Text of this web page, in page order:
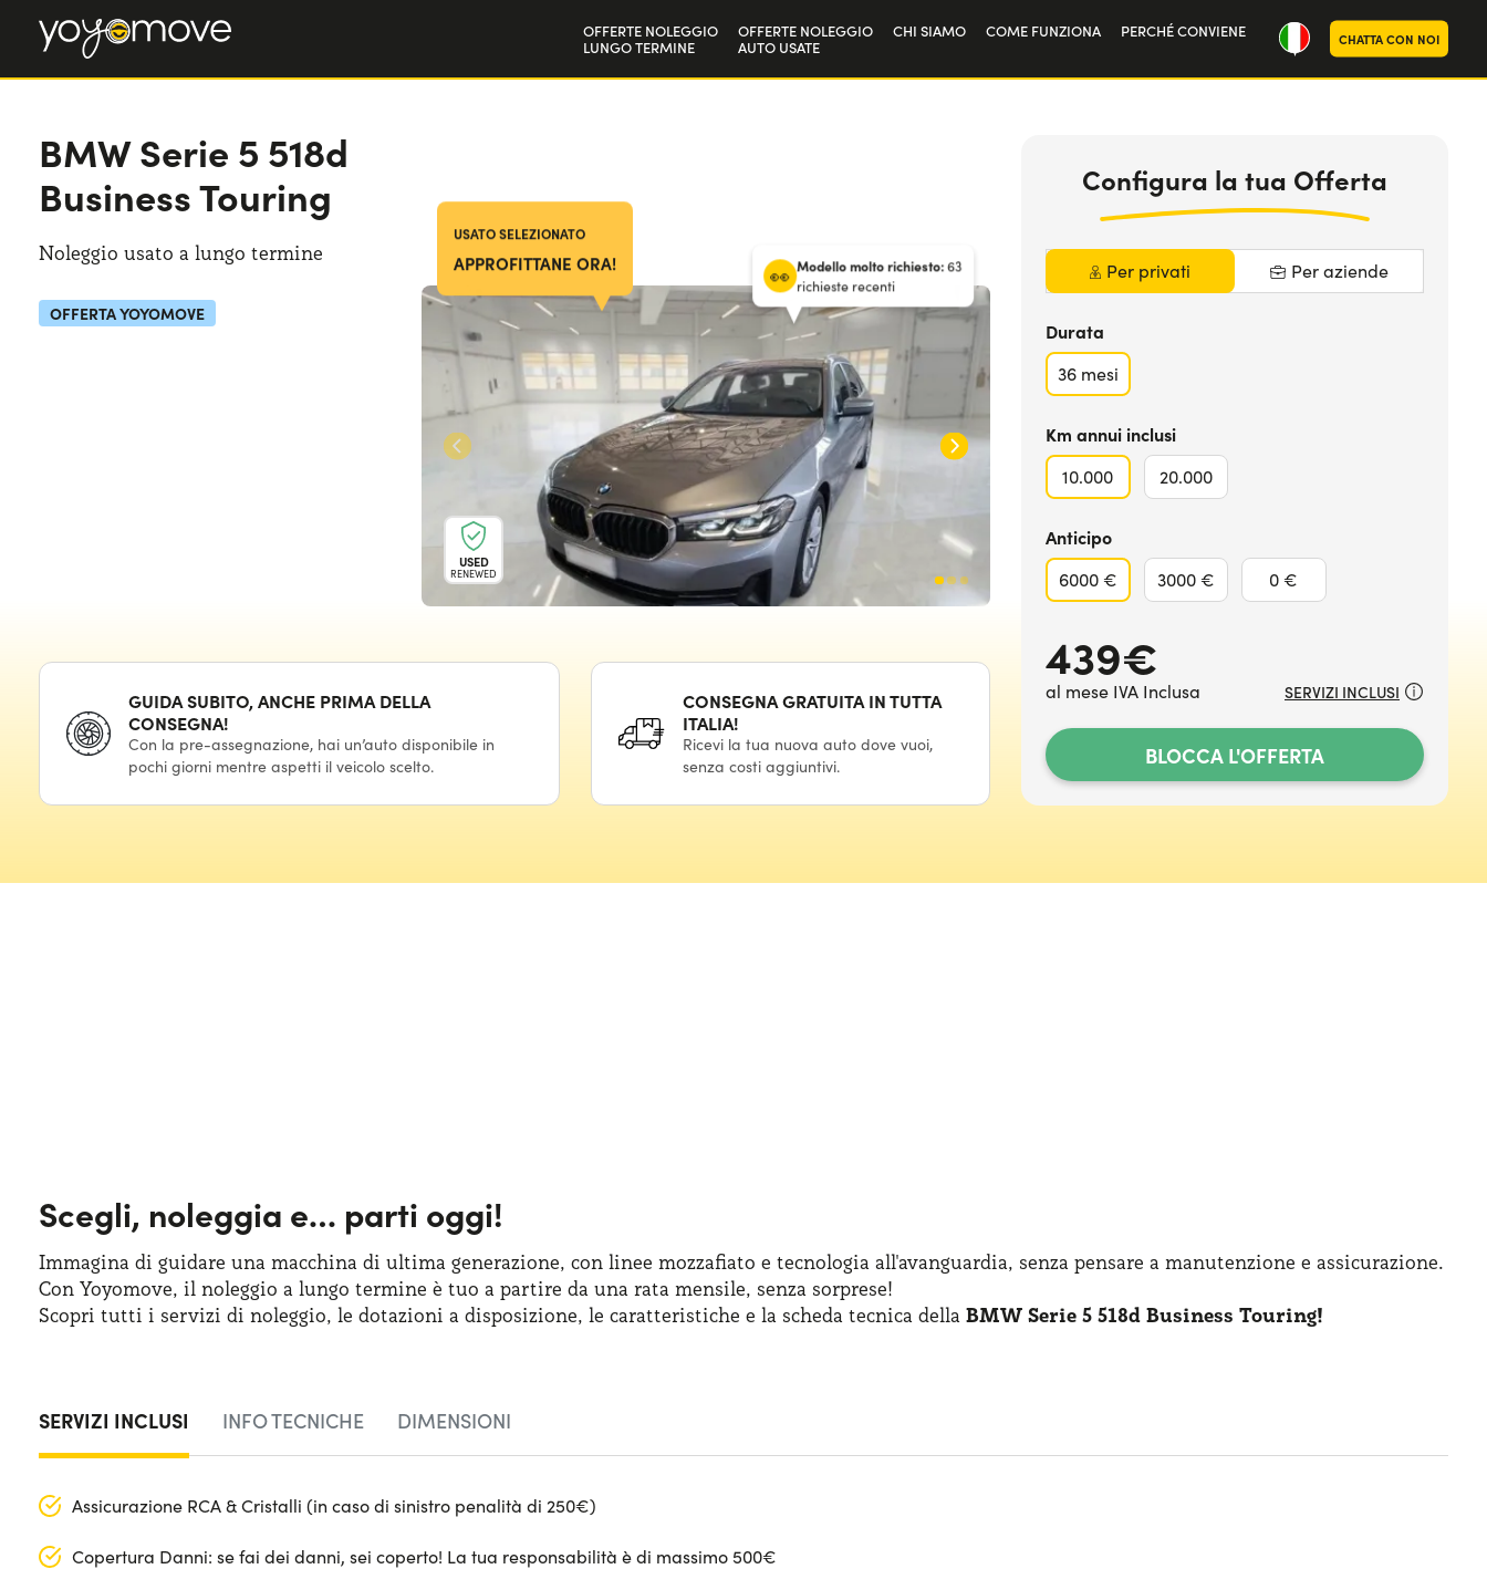
OFFERTE NOLEGGIO
LUNGO TERMINE
OFFERTE NOLEGGIO
AUTO USATE
CHI SIAMO COME FUNZIONA PERCHÉ CONVIENE CHATTA CON NOI
518d Business Touring
USATO SELEZIONATO
APPROFITTANE ORA! Modello molto richiesto:63
richieste recenti
USED
RENEWED
OFFERTA YOYOMOVE
BMW Serie 5 518d
Business Touring
Noleggio usato a lungo termine
Configura la tua Offerta
Per privati Per aziende
Durata
36 mesi
Km annui inclusi
10.000 20.000
Anticipo
6000 € 3000 € 0 €
439€
al mese IVA Inclusa
BLOCCA L'OFFERTA
SERVIZI INCLUSI
GUIDA SUBITO, ANCHE PRIMA DELLA
CONSEGNA!
Con la pre-assegnazione, hai un’auto disponibile in
pochi giorni mentre aspetti il veicolo scelto.
CONSEGNA GRATUITA IN TUTTA
ITALIA!
Ricevi la tua nuova auto dove vuoi,
senza costi aggiuntivi.
Scegli, noleggia e… parti oggi!
Immagina di guidare una macchina di ultima generazione, con linee mozzafiato e tecnologia all'avanguardia, senza pensare a manutenzione e assicurazione.
Con Yoyomove, il noleggio a lungo termine è tuo a partire da una rata mensile, senza sorprese!
Scopri tutti i servizi di noleggio, le dotazioni a disposizione, le caratteristiche e la scheda tecnica della BMW Serie 5 518d Business Touring!
SERVIZI INCLUSI INFO TECNICHE DIMENSIONI
Assicurazione RCA & Cristalli (in caso di sinistro penalità di 250€)
Copertura Danni: se fai dei danni, sei coperto! La tua responsabilità è di massimo 500€